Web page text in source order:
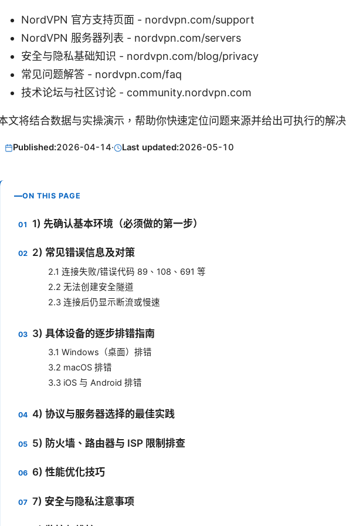
NordVPN 官方支持页面 - nordvpn.com/support
NordVPN 服务器列表 - nordvpn.com/servers
安全与隐私基础知识 - nordvpn.com/blog/privacy
常见问题解答 - nordvpn.com/faq
技术论坛与社区讨论 - community.nordvpn.com
文将结合数据与实操演示，帮助你快速定位问题来源并给出可执行的解
Published:2026-04-14· Last updated:2026-05-10
ON THIS PAGE
1) 先确认基本环境（必须做的第一步）
2) 常见错误信息及对策
2.1 连接失败/错误代码 89、108、691 等
2.2 无法创建安全隧道
2.3 连接后仍显示断流或慢速
3) 具体设备的逐步排错指南
3.1 Windows（桌面）排错
3.2 macOS 排错
3.3 iOS 与 Android 排错
4) 协议与服务器选择的最佳实践
5) 防火墙、路由器与 ISP 限制排查
6) 性能优化技巧
7) 安全与隐私注意事项